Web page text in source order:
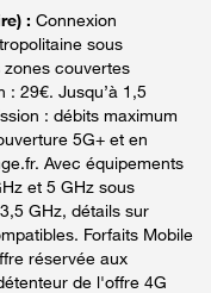
: Connexion
sous
couvertes
: 29€. Jusqu’à 1,5
: débits maximum
5G+ et en
Avec équipements
et 5 GHz sous
GHz, détails sur
Forfaits Mobile
réservée aux
de l'offre 4G